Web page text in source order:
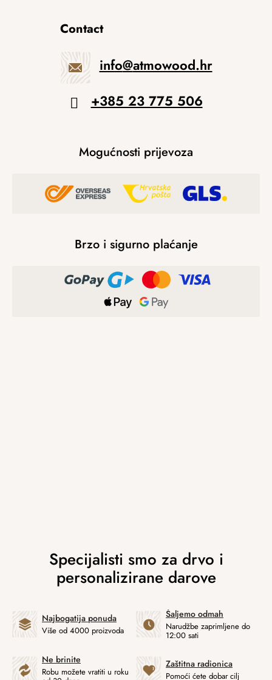
Contact
info@atmowood.hr
+385 23 775 506
Mogućnosti prijevoza
Brzo i sigurno plaćanje
Najbogatija ponuda
Više od 4000 proizvoda
Šaljemo odmah
Narudžbe zaprimljene do
12:00 sati
Ne brinite
Robu možete vratiti u roku
Zaštitna radionica
Pomoći ćete dobar cilj